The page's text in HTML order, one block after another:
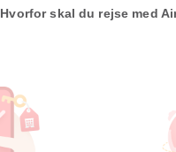
Hvorfor skal du rejse med